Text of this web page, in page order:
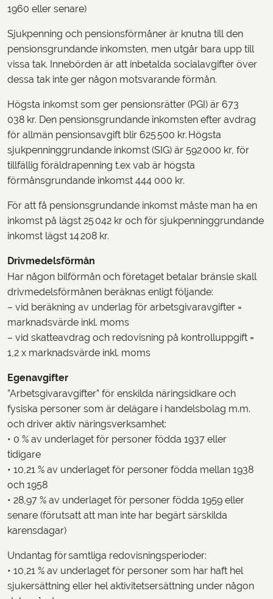
1960 eller senare)
Sjukpenning och pensionsförmåner är knutna till den
pensionsgrundande inkomsten, men utgår bara upp till
vissa tak. Innebörden är att inbetalda socialavgifter över
dessa tak inte ger någon motsvarande förmån.
Högsta inkomst som ger pensionsrätter (PGI) är 673
038 kr. Den pensionsgrundande inkomsten efter avdrag
för allmän pensionsavgift blir 625 500 kr. Högsta
sjukpenninggrundande inkomst (SIG) är 592 000 kr, för
tillfällig föräldrapenning t.ex vab är högsta
förmånsgrundande inkomst 444 000 kr.
För att få pensionsgrundande inkomst måste man ha en
inkomst på lägst 25 042 kr och för sjukpenninggrundande
inkomst lägst 14 208 kr.
Drivmedelsförmån
Har någon bilförmån och företaget betalar bränsle skall
drivmedelsförmånen beräknas enligt följande:
– vid beräkning av underlag för arbetsgivaravgifter =
marknadsvärde inkl. moms
– vid skatteavdrag och redovisning på kontrolluppgift =
1,2 x marknadsvärde inkl. moms
Egenavgifter
”Arbetsgivaravgifter” för enskilda näringsidkare och
fysiska personer som är delägare i handelsbolag m.m.
och driver aktiv näringsverksamhet:
• 0 % av underlaget för personer födda 1937 eller
tidigare
• 10,21 % av underlaget för personer födda mellan 1938
och 1958
• 28,97 % av underlaget för personer födda 1959 eller
senare (förutsatt att man inte har begärt särskilda
karensdagar)
Undantag för samtliga redovisningsperioder:
• 10,21 % av underlaget för personer som har haft hel
sjukersättning eller hel aktivitetsersättning under någon